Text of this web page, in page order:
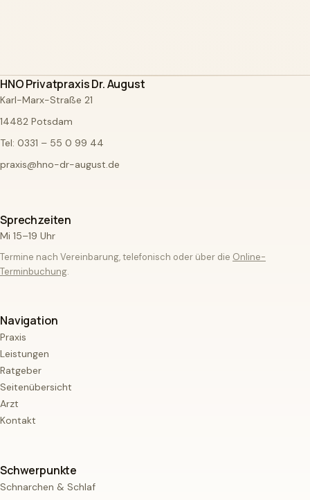
HNO Privatpraxis Dr. August
Karl-Marx-Straße 21
14482 Potsdam
Tel: 0331 – 55 0 99 44
praxis@hno-dr-august.de
Sprechzeiten
Mi 15–19 Uhr
Termine nach Vereinbarung, telefonisch oder über die Online-
Terminbuchung.
Navigation
Praxis
Leistungen
Ratgeber
Seitenübersicht
Arzt
Kontakt
Schwerpunkte
Schnarchen & Schlaf